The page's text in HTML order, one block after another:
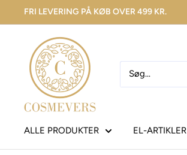
FRI LEVERING PÅ KØB OVER 499 KR.
ALLE PRODUKTER EL-ARTIKLER